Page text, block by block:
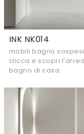
INK NK014
mobili bagno
clicca e scopri
bagno di casa.